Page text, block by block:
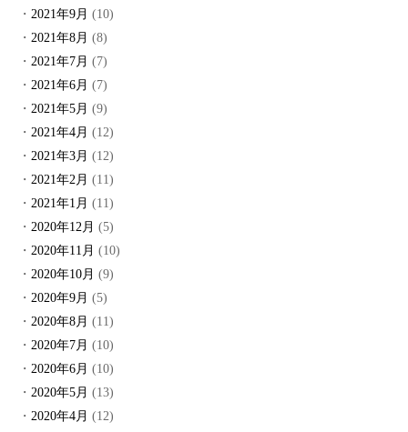
2021年9月 (10)
2021年8月 (8)
2021年7月 (7)
2021年6月 (7)
2021年5月 (9)
2021年4月 (12)
2021年3月 (12)
2021年2月 (11)
2021年1月 (11)
2020年12月 (5)
2020年11月 (10)
2020年10月 (9)
2020年9月 (5)
2020年8月 (11)
2020年7月 (10)
2020年6月 (10)
2020年5月 (13)
2020年4月 (12)